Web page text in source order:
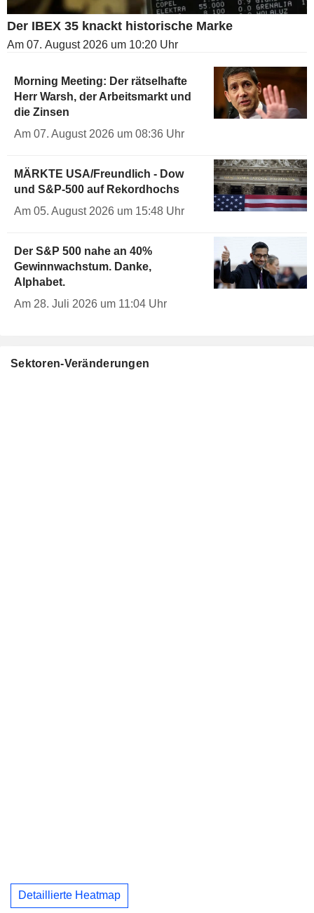
Der IBEX 35 knackt historische Marke
Am 07. August 2026 um 10:20 Uhr
Morning Meeting: Der rätselhafte
Herr Warsh, der Arbeitsmarkt und
die Zinsen
Am 07. August 2026 um 08:36 Uhr
MÄRKTE USA/Freundlich - Dow
und S&P-500 auf Rekordhochs
Am 05. August 2026 um 15:48 Uhr
Der S&P 500 nahe an 40%
Gewinnwachstum. Danke,
Alphabet.
Am 28. Juli 2026 um 11:04 Uhr
Sektoren-Veränderungen
Detaillierte Heatmap